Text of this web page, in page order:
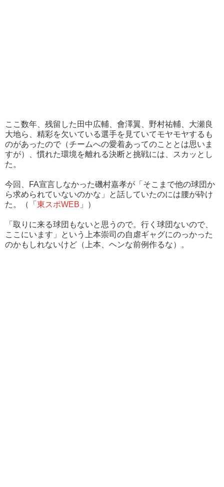
ここ数年、残留した田中広輔、會澤翼、野村祐輔、大瀬良
大地ら、精彩を欠いている選手を見ていてモヤモヤするも
のがあったので（チームへの愛着あってのこととは思いま
すが）、慣れた環境を離れる決断と挑戦には、スカッとし
た。
今回、FA宣言しなかった磯村嘉孝が「そこまで他の球団か
ら求められていないのかな」と話していたのには腰が砕け
た。（「 東スポWEB 」）
「取りに来る球団もないと思うので。行く球団ないので、
ここにいます」という上本崇司の自虐ギャグにのっかった
のかもしれないけど（上本、ヘンな前例作るな）。